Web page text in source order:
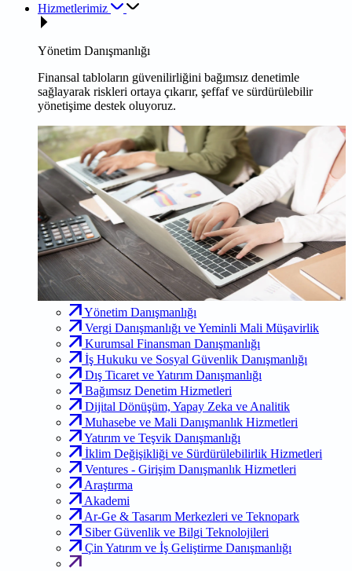
Hizmetlerimiz
Yönetim Danışmanlığı
Finansal tabloların güvenilirliğini bağımsız denetimle
sağlayarak riskleri ortaya çıkarır, şeffaf ve sürdürülebilir
yönetişime destek oluyoruz.
Yönetim Danışmanlığı
Vergi Danışmanlığı ve Yeminli Mali Müşavirlik
Kurumsal Finansman Danışmanlığı
İş Hukuku ve Sosyal Güvenlik Danışmanlığı
Dış Ticaret ve Yatırım Danışmanlığı
Bağımsız Denetim Hizmetleri
Dijital Dönüşüm, Yapay Zeka ve Analitik
Muhasebe ve Mali Danışmanlık Hizmetleri
Yatırım ve Teşvik Danışmanlığı
İklim Değişikliği ve Sürdürülebilirlik Hizmetleri
Ventures - Girişim Danışmanlık Hizmetleri
Araştırma
Akademi
Ar-Ge & Tasarım Merkezleri ve Teknopark
Siber Güvenlik ve Bilgi Teknolojileri
Çin Yatırım ve İş Geliştirme Danışmanlığı